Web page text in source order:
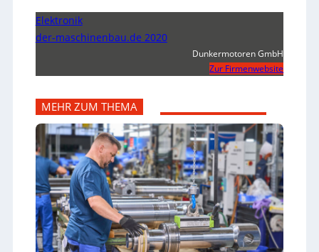
Elektronik
der-maschinenbau.de 2020
Dunkermotoren GmbH
Zur Firmenwebsite
MEHR ZUM THEMA